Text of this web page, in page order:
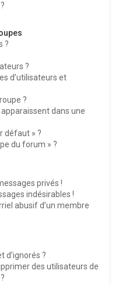
?
?
d’utilisateurs et
?
dans une
défaut » ?
du forum » ?
privés !
indésirables !
abusif d’un membre
d’ignorés ?
des utilisateurs de